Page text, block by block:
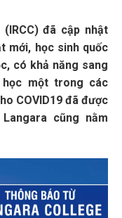
đã cập nhật
mới, học sinh quốc
có khả năng sang
học một trong các
COVID19 đã được
cũng nằm